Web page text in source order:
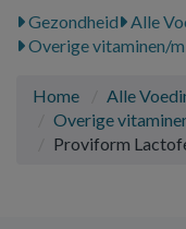
Gezondheid
Alle
Overige vitaminen/
Home
Alle
Overige
Proviform